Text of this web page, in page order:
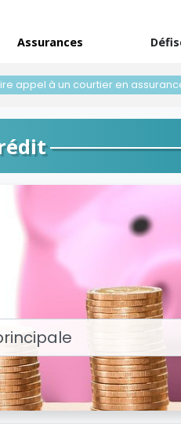
Assurances
appel à un courtier en